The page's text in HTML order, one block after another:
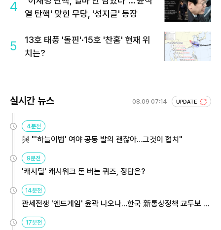
4
열 탄핵' 맞힌 무당, '성지글' 등장
5
13호 태풍 '돌핀'·15호 '찬홈' 현재 위
치는?
실시간 뉴스 08.09 07:14 UPDATE
4분전
與 "'하늘이법' 여야 공동 발의 괜찮아…그것이 협치"
9분전
'캐시딜' 캐시워크 돈 버는 퀴즈, 정답은?
14분전
관세전쟁 '엔드게임' 윤곽 나오나…한국 新통상정책 교두보 활
용해야
17분전